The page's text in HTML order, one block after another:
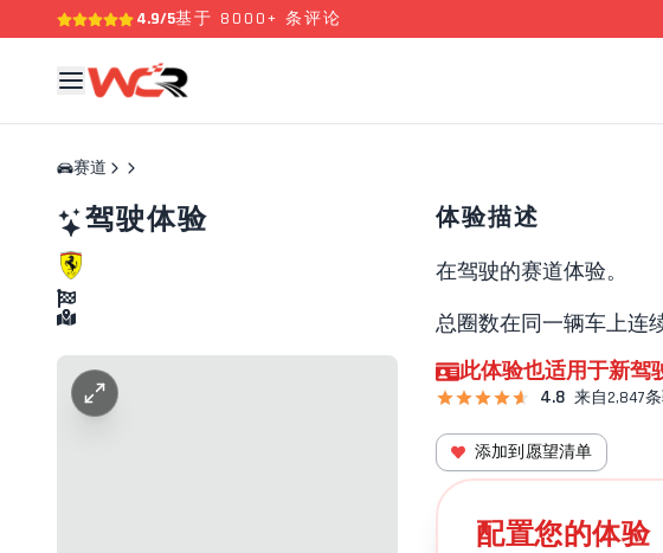
4.9/5基于 8000+ 条评论
赛道
驾驶体验 体验描述
在驾驶的赛道体验。
总圈数在同一辆车上连
此体验也适用于新驾
4.8 来自2,847
添加到愿望清单
配置您的体验